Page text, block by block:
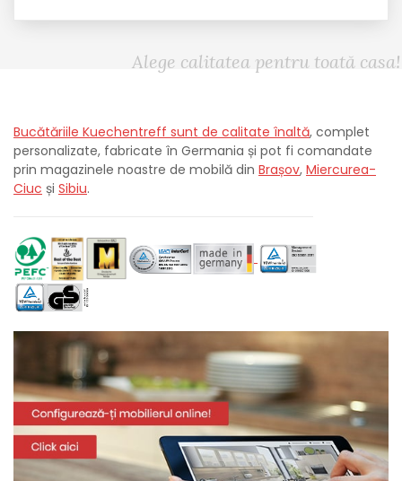
Alege calitatea pentru toată casa!
Bucătăriile Kuechentreff sunt de calitate înaltă, complet
personalizate, fabricate în Germania și pot fi comandate
prin magazinele noastre de mobilă din Brașov, Miercurea-
Ciuc și Sibiu.